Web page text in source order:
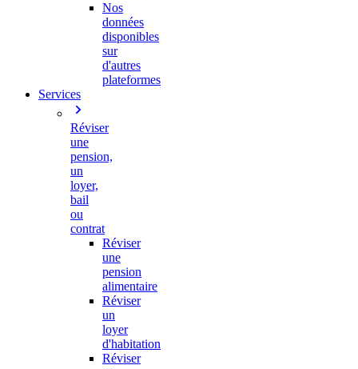
Nos
données
disponibles
sur
d'autres
plateformes
Services
Réviser
une
pension,
un
loyer,
bail
ou
contrat
Réviser
une
pension
alimentaire
Réviser
un
loyer
d'habitation
Réviser